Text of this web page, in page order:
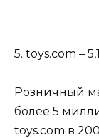
5. toys.com –
Розничный
более 5
toys.com в